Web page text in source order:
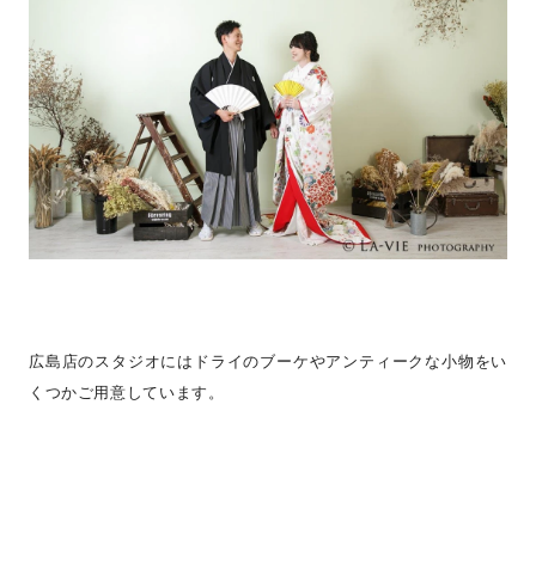
広島店のスタジオにはドライのブーケやアンティークな小物をい
くつかご用意しています。